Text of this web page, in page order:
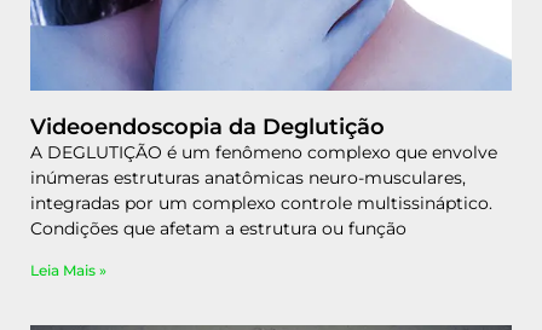
Videoendoscopia da Deglutição
A DEGLUTIÇÃO é um fenômeno complexo que envolve
inúmeras estruturas anatômicas neuro-musculares,
integradas por um complexo controle multissináptico.
Condições que afetam a estrutura ou função
Leia Mais »